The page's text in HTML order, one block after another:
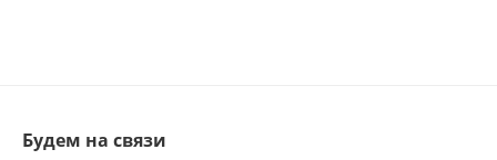
Будем на связи